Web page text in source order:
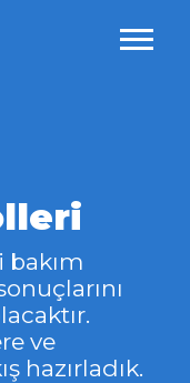
ve
hazırladık.